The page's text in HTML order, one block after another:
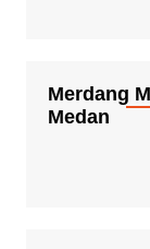
Merdang
Medan